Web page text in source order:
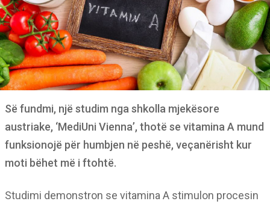
Së fundmi, një studim nga shkolla mjekësore
austriake, ‘MediUni Vienna’, thotë se vitamina A mund
funksionojë për humbjen në peshë, veçanërisht kur
moti bëhet më i ftohtë.
Studimi demonstron se vitamina A stimulon procesin